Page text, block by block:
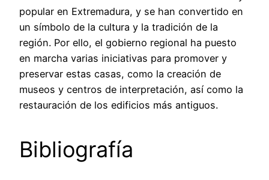
popular en Extremadura, y se han convertido en
un símbolo de la cultura y la tradición de la
región. Por ello, el gobierno regional ha puesto
en marcha varias iniciativas para promover y
preservar estas casas, como la creación de
museos y centros de interpretación, así como la
restauración de los edificios más antiguos.
Bibliografía